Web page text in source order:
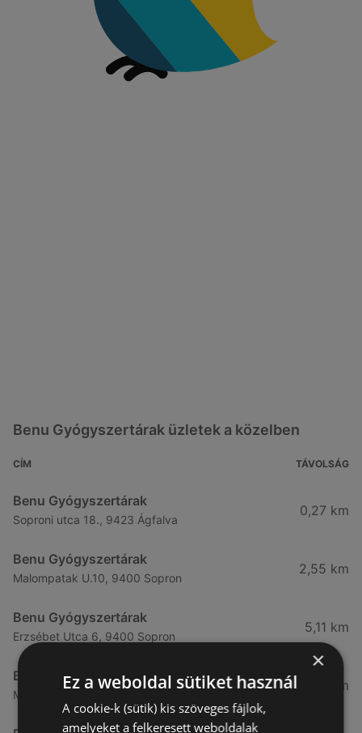
Benu Gyógyszertárak üzletek a közelben
CÍM TÁVOLSÁG
Benu Gyógyszertárak
Soproni utca 18., 9423 Ágfalva
0,27 km
Benu Gyógyszertárak
Malompatak U.10, 9400 Sopron
2,55 km
Benu Gyógyszertárak
Erzsébet Utca 6, 9400 Sopron
5,11 km
Benu Gyógyszertárak
Mátyás Király Utca 23, 9400 Sopron
5,24 km
×
Ez a weboldal sütiket használ
A cookie-k (sütik) kis szöveges fájlok,
amelyeket a felkeresett weboldalak